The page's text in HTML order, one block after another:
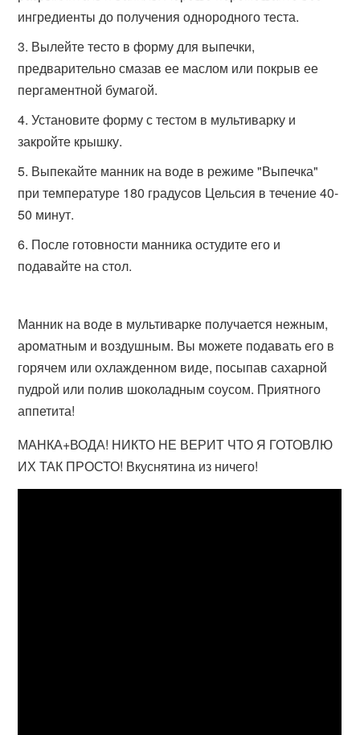
ингредиенты до получения однородного теста.
Вылейте тесто в форму для выпечки,
предварительно смазав ее маслом или покрыв ее
пергаментной бумагой.
Установите форму с тестом в мультиварку и
закройте крышку.
Выпекайте манник на воде в режиме "Выпечка"
при температуре 180 градусов Цельсия в течение 40-
50 минут.
После готовности манника остудите его и
подавайте на стол.
Манник на воде в мультиварке получается нежным,
ароматным и воздушным. Вы можете подавать его в
горячем или охлажденном виде, посыпав сахарной
пудрой или полив шоколадным соусом. Приятного
аппетита!
МАНКА+ВОДА! НИКТО НЕ ВЕРИТ ЧТО Я ГОТОВЛЮ
ИХ ТАК ПРОСТО! Вкуснятина из ничего!